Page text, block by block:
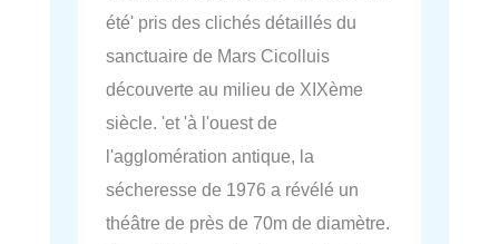
été' pris des clichés détaillés du
sanctuaire de Mars Cicolluis
découverte au milieu de XIXème
siècle. 'et 'à l'ouest de
l'agglomération antique, la
sécheresse de 1976 a révélé un
théâtre de près de 70m de diamètre.